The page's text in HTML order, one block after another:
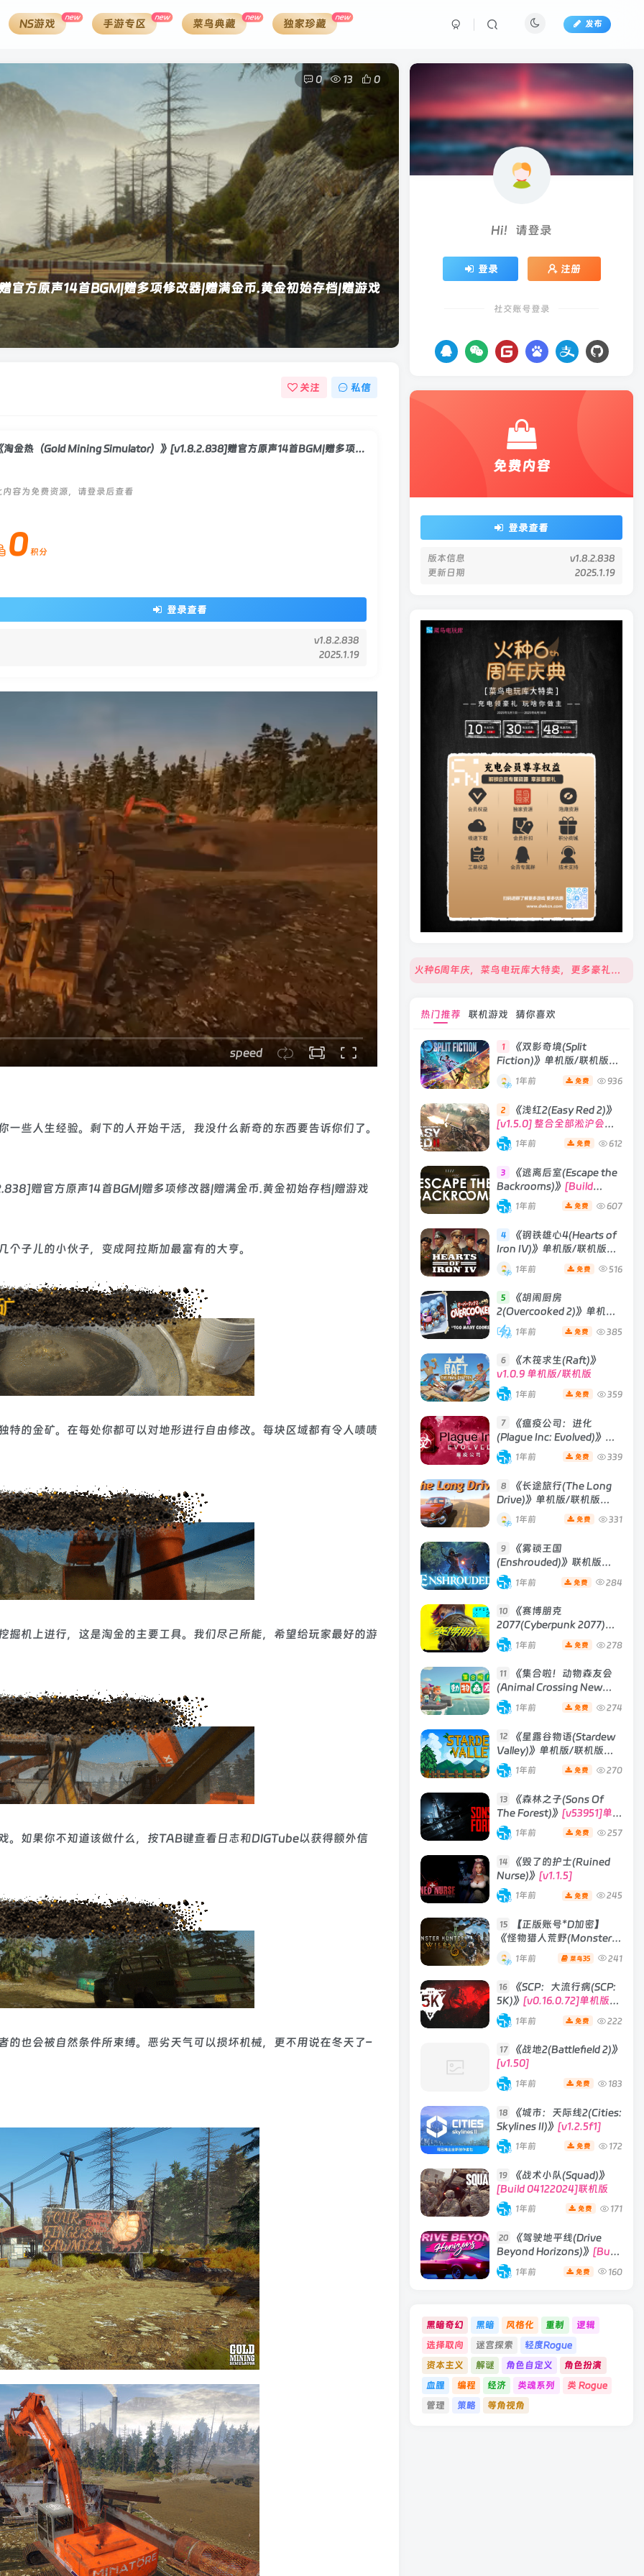
NS游戏 new 手游专区 new 菜鸟典藏 new 独家珍藏 new
发布
官方原声14首BGM|赠多项修改器|赠满金币.黄金初始存档|赠游戏
0 13 0
关注 私信
《淘金热（Gold Mining Simulator）》[v1.8.2.838]赠官方原声14首BGM|赠多项修改器|赠满金币.黄金初始存档|赠游戏攻略PDF
内容为免费资源，请登录后查看
0 积分
登录查看
v1.8.2.838
2025.1.19
speed
些人生经验。剩下的人开始干活，我没什么新奇的东西要告诉你们了。
子儿的小伙子，变成阿拉斯加最富有的大亨。
的金矿。在每处你都可以对地形进行自由修改。每块区域都有令人啧啧
机上进行，这是淘金的主要工具。我们尽己所能，希望给玩家最好的游
。如果你不知道该做什么，按TAB键查看日志和DIGTube以获得额外信
也会被自然条件所束缚。恶劣天气可以损坏机械，更不用说在冬天了–
Hi！请登录
登录 注册
社交账号登录
免费内容
登录查看
版本信息
v1.8.2.838
更新日期
2025.1.19
火种6周年庆，菜鸟电玩库大特卖，更多豪礼等你来领！
热门推荐 联机游戏 猜你喜欢
1
《双影奇境(Split
Fiction)》单机版/联机版
[v1.0 单机版/联机版]
1年前 免费 936
2
《浅红2(Easy Red 2)》
[v1.5.0] 整合全部淞沪会战-
南京保卫战等DLCs
1年前 免费 612
3
《逃离后室(Escape the
Backrooms)》 [Build
28012024]联机版
1年前 免费 607
4
《钢铁雄心4(Hearts of
Iron IV)》单机版/联机版
[v1.16.0 整合全部DLCs ]
1年前 免费 516
5
《胡闹厨房
2(Overcooked 2)》单机版/
联机版
[v6.242 单机版 +
Build 01102020 联机版]
1年前 免费 385
6
《木筏求生(Raft)》
v1.0.9 单机版/联机版
1年前 免费 359
7
《瘟疫公司：进化
(Plague Inc: Evolved)》
[v1.19.1.0]
1年前 免费 339
8
《长途旅行(The Long
Drive)》单机版/联机版
[v2023.05.02d ]
1年前 免费 331
9
《雾锁王国
(Enshrouded)》联机版
[Build 29012025 联机版]
1年前 免费 284
10
《赛博朋克
2077(Cyberpunk 2077)》
[v2.3往日之影DLC 赠送4K
材质包]
1年前 免费 278
11
《集合啦！动物森友会
(Animal Crossing New
Horizons)》
[v2.0.6] 模拟器
版 整合全部DLC
1年前 免费 274
12
《星露谷物语(Stardew
Valley)》单机版/联机版
[v1.6.15]
1年前 免费 270
13
《森林之子(Sons Of
The Forest)》 [v53951]单机
版|联机版
1年前 免费 257
14
《毁了的护士(Ruined
Nurse)》 [v1.1.5]
1年前 免费 245
15
【正版账号*D加密】
《怪物猎人荒野(Monster
Hunter Wilds)》
1年前 菜鸟35 241
16
《SCP：大流行病(SCP:
5K)》 [v0.16.0.72]单机版/
联机版
1年前 免费 222
17
《战地2(Battlefield 2)》
[v1.50]
1年前 免费 183
18
《城市：天际线2(Cities:
Skylines II)》 [v1.2.5f1]
1年前 免费 172
19
《战术小队(Squad)》
[Build 04122024]联机版
1年前 免费 171
20
《驾驶地平线(Drive
Beyond Horizons)》 [Build
19066396 单机版/联机版]
1年前 免费 160
黑暗奇幻 黑暗 风格化 重制
逻辑
选择取向
迷宫探索
轻度Rogue
资本主义
解谜 角色自定义
角色扮演
血腥
编程 经济 类魂系列
类 Rogue
管理
策略 等角视角
其它方式登录 注册